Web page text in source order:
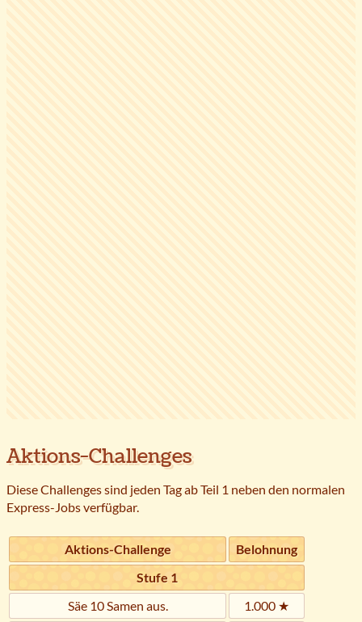
Aktions-Challenges
Diese Challenges sind jeden Tag ab Teil 1 neben den normalen
Express-Jobs verfügbar.
Aktions-Challenge
Belohnung
Stufe 1
Säe 10 Samen aus.
1.000 ★